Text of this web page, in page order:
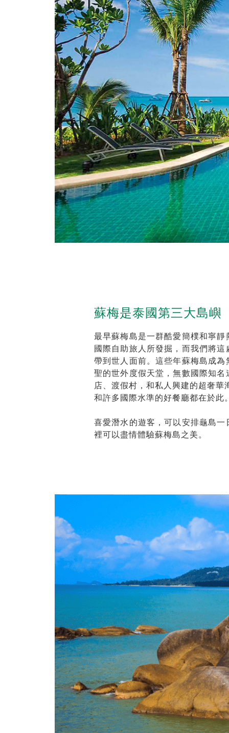
蘇梅是泰國第三大島嶼
最早蘇梅島是一群酷愛簡樸和寧靜
國際自助旅人所發掘，而我們將這
帶到世人面前。這些年蘇梅島成為
聖的世外度假天堂，無數國際知名
店、渡假村，和私人興建的超奢華
和許多國際水準的好餐廳都在於此
喜愛潛水的遊客，可以安排龜島一
裡可以盡情體驗蘇梅島之美。